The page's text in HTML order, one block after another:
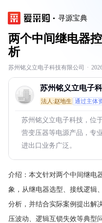
寻源宝典
两个中间继电器
析
苏州铭义立电子科技有限公司 ·
苏州铭义立电子
法人:赵地生 通过主体
苏州铭义立电子科技，位
营变压器等电源产品，专
进出口业务广泛。
介绍： 本文针对两个中间继电
象，从继电器选型、接线逻辑
分析，并结合实际案例提出解
压波动、逻辑互锁失效等典型